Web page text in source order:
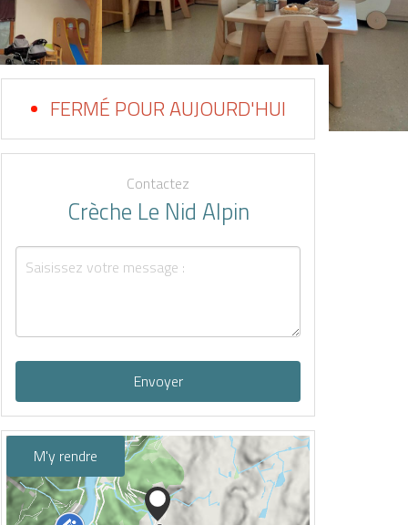
FERMÉ POUR AUJOURD'HUI
Contactez
Crèche Le Nid Alpin
Envoyer
M'y rendre